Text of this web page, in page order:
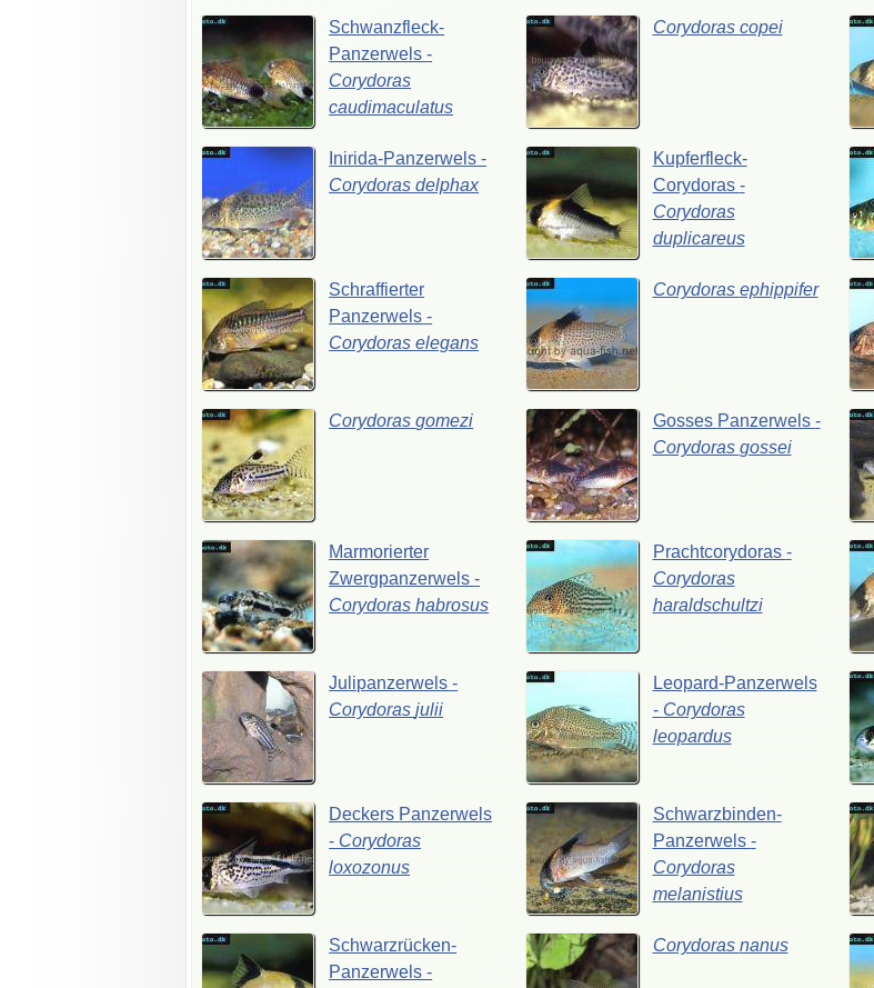
Schwanzfleck-
Panzerwels-
Corydoras
caudimaculatus
Corydoras copei
Inirida-Panzerwels-
Corydorasdelphax
Kupferfleck-
Corydoras -
Corydoras
duplicareus
Schraffierter
Panzerwels-
Corydoraselegans
Corydoras ephippifer
Corydorasgomezi Gosses Panzerwels -
Corydoras gossei
Marmorierter
Zwergpanzerwels-
Corydorashabrosus
Prachtcorydoras -
Corydoras
haraldschultzi
Julipanzerwels-
Corydorasjulii
Leopard-Panzerwels
- Corydoras
leopardus
Deckers Panzerwels
- Corydoras
loxozonus
Schwarzbinden-
Panzerwels -
Corydoras
melanistius
Schwarzrücken-
Panzerwels-
Corydoras nanus